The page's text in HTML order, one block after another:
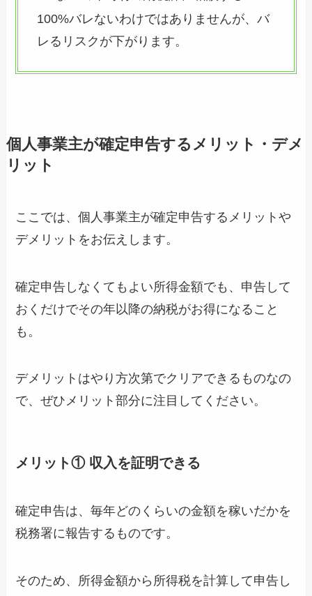
100%バレないわけではありませんが、バ
レるリスクが下がります。
個人事業主が確定申告するメリット・デメ
リット
ここでは、個人事業主が確定申告するメリットや
デメリットをお伝えします。
確定申告しなくてもよい所得金額でも、申告して
おくだけでその年以降の納税がお得になること
も。
デメリットはやり方次第でクリアできるものなの
で、ぜひメリット部分に注目してください。
メリット① 収入を証明できる
確定申告は、毎年どのくらいの金額を稼いだかを
税務署に報告するものです。
そのため、所得金額から所得税を計算して申告し